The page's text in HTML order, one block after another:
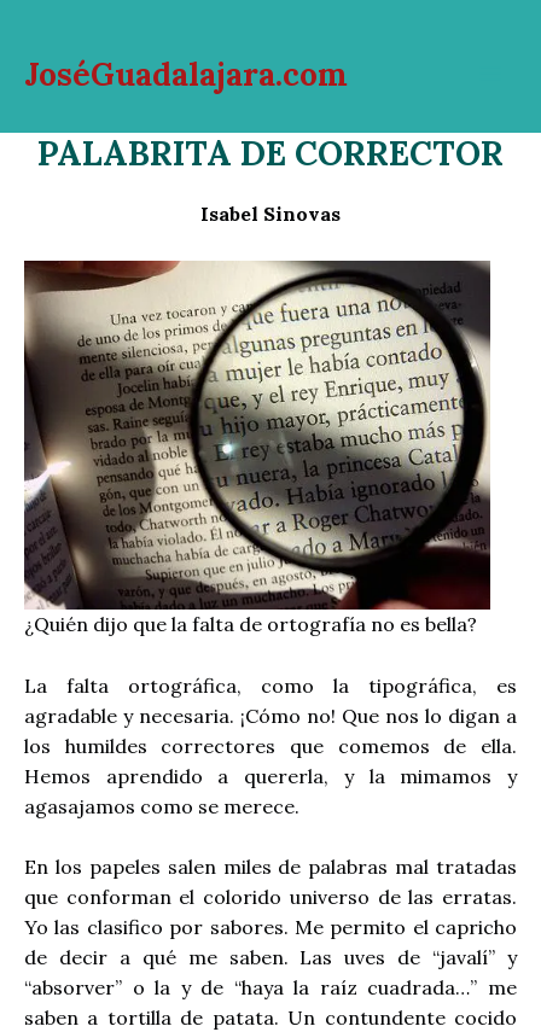
contenido
JoséGuadalajara.com
PALABRITA DE CORRECTOR
Isabel Sinovas
¿Quién dijo que la falta de ortografía no es bella?
La falta ortográfica, como la tipográfica, es
agradable y necesaria. ¡Cómo no! Que nos lo digan a
los humildes correctores que comemos de ella.
Hemos aprendido a quererla, y la mimamos y
agasajamos como se merece.
En los papeles salen miles de palabras mal tratadas
que conforman el colorido universo de las erratas.
Yo las clasifico por sabores. Me permito el capricho
de decir a qué me saben. Las uves de “javalí” y
“absorver” o la y de “haya la raíz cuadrada…” me
saben a tortilla de patata. Un contundente cocido